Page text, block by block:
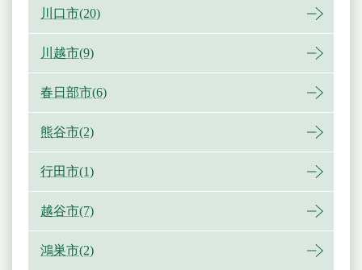
川口市(20)
川越市(9)
春日部市(6)
熊谷市(2)
行田市(1)
越谷市(7)
鴻巣市(2)